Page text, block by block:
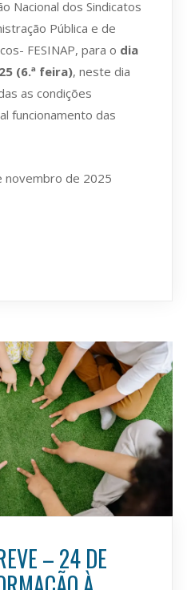
Nacional dos Sindicatos
Pública e de
FESINAP, para o dia
(6.ª feira), neste dia
as condições
funcionamento das
novembro de 2025
– 24 DE